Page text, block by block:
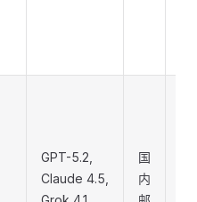
GPT-5.2,
Claude 4.5,
国
内